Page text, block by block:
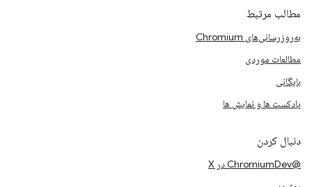
مطالب مرتبط
به‌روزرسانی‌های Chromium
مطالعات موردی
بایگانی
پادکست ها و نمایش ها
دنبال کردن
@ChromiumDev در X